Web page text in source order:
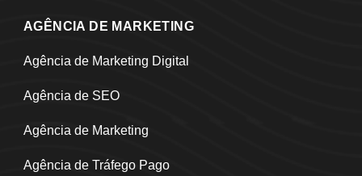
AGÊNCIA DE MARKETING
Agência de Marketing Digital
Agência de SEO
Agência de Marketing
Agência de Tráfego Pago